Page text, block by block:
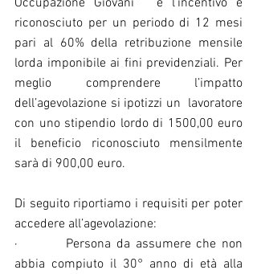
Occupazione Giovani”  e l’incentivo è
riconosciuto per un periodo di 12 mesi
pari al 60% della retribuzione mensile
lorda imponibile ai fini previdenziali. Per
meglio comprendere l’impatto
dell’agevolazione si ipotizzi un  lavoratore
con uno stipendio lordo di 1500,00 euro
il beneficio riconosciuto mensilmente
sarà di 900,00 euro.
Di seguito riportiamo i requisiti per poter
accedere all’agevolazione:
·         Persona da assumere che non
abbia compiuto il 30° anno di età alla